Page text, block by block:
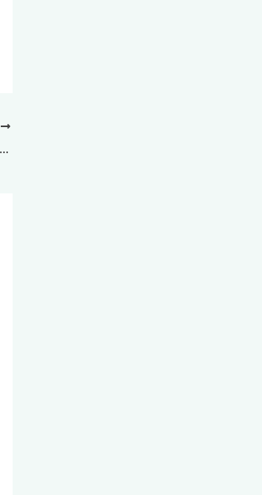
Mengukur Posisi Kiblat Masjid Daar El-Hikmah Saat Fenomena Rashdul Qiblat